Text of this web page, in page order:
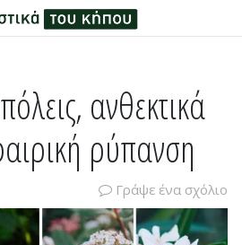
ανθεκτικά
ρύπανση
Γράψε ένα σχόλιο